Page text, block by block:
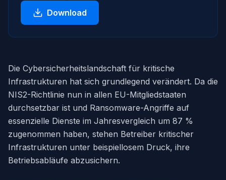
Download
Die Cybersicherheitslandschaft für kritische
Infrastrukturen hat sich grundlegend verändert. Da die
NIS2-Richtlinie nun in allen EU-Mitgliedstaaten
durchsetzbar ist und Ransomware-Angriffe auf
essenzielle Dienste im Jahresvergleich um 87 %
zugenommen haben, stehen Betreiber kritischer
Infrastrukturen unter beispiellosem Druck, ihre
Betriebsabläufe abzusichern.